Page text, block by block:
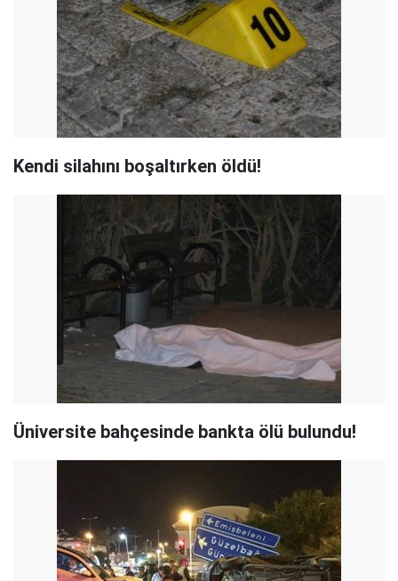
Kendi silahını boşaltırken öldü!
Üniversite bahçesinde bankta ölü bulundu!